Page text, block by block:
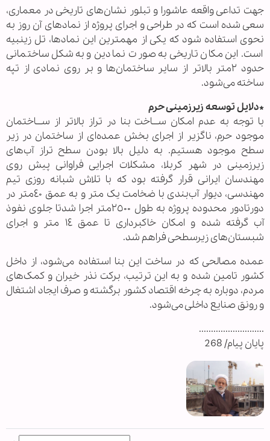
جهت تداعی واقعه عاشورا و تبلور نشان‌های تاریخی در معماری،
سعی شده است که در طراحی و اجرای پروژه از نماد‌های آن روز به
نحوی استفاده شود که یکی از مهمترین این نمادها، تل زینبیه
است. این مکان تاریخی به صورت نمادین و به شکل ساختمانی
حدود ٢متر بالاتر از سایر ساختمان‌ها و بر روی نمادی از تپه
ساخته می‌شود.
*دلایل توسعه زیرزمینی حرم
با توجه به عدم امکان ســـاخت بنا در تراز بالاتر از ســـاختمان
موجود حرم، ناگزیر از اجرای بخش عمده‌ای از ساختمان در زیر
سطح موجود هستیم. به دلیل بالا بودن سطح تراز آب‌های
زیرزمینی در شهر کربلا، مشکلات اجرایی فراوانی پیش روی
مهندسان ایرانی قرار گرفته بود که با تلاش شبانه روزی تیم
مهندسی، دیوار آب‌بندی با ضخامت یک متر و به عمق ٤٠متر در
دورتادور محدوده پروژه به طول ٢٥٠٠متر اجرا شدتا جلوی نفوذ
آب گرفته شده و امکان خاکبرداری تا عمق ١٤ متر و اجرای
شبستان‌های زیرسطحی فراهم شد.
عمده مصالحی که در ساخت این بنا استفاده می‌شود، از داخل
کشور تامین شده و به این ترتیب، برکت نذر خیران و کمک‌های
مردم، دوباره به چرخه اقتصاد کشور برگشته و صرف ایجاد اشتغال
و رونق صنایع داخلی می‌شود.
...........................
پایان پیام/ 268